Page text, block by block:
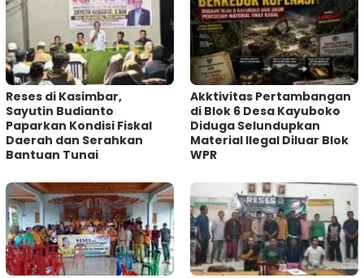
Reses di Kasimbar,
Sayutin Budianto
Paparkan Kondisi Fiskal
Daerah dan Serahkan
Bantuan Tunai
Akktivitas Pertambangan
di Blok 6 Desa Kayuboko
Diduga Selundupkan
Material Ilegal Diluar Blok
WPR